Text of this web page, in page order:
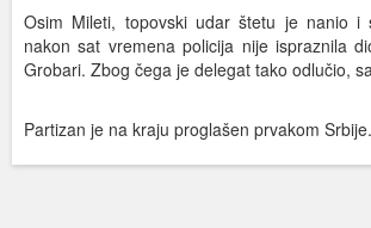
Osim Mileti, topovski udar štetu je nanio i
nakon sat vremena policija nije ispraznila
Grobari. Zbog čega je delegat tako odlučio,
Partizan je na kraju proglašen prvakom Srbije.